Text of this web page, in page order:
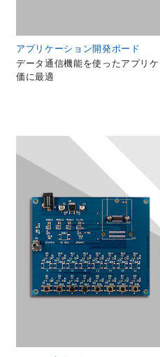
アプリケーション開発ボード
データ通信機能を使ったアプリ
価に最適